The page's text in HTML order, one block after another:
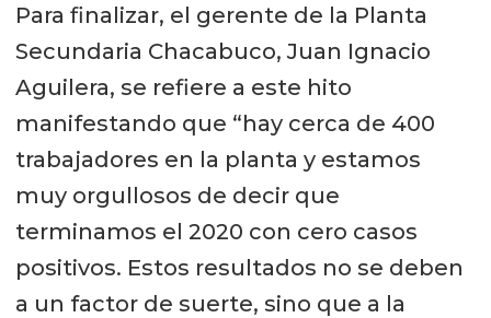
Para finalizar, el gerente de la Planta
Secundaria Chacabuco, Juan Ignacio
Aguilera, se refiere a este hito
manifestando que “hay cerca de 400
trabajadores en la planta y estamos
muy orgullosos de decir que
terminamos el 2020 con cero casos
positivos. Estos resultados no se deben
a un factor de suerte, sino que a la